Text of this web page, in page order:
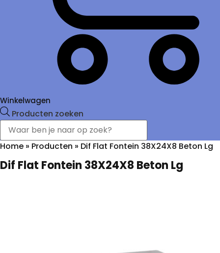
Winkelwagen
Producten zoeken
Home » Producten » Dif Flat Fontein 38X24X8 Beton Lg
Dif Flat Fontein 38X24X8 Beton Lg